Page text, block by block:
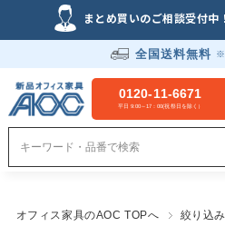
まとめ買いのご相談受付中！
全国送料無料 ※
0120-11-6671
平日 9:00～17：00(祝祭日を除く）
オフィス家具のAOC TOPへ 絞り込